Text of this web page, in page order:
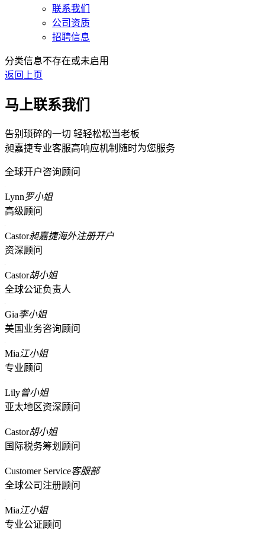
联系我们
公司资质
招聘信息
分类信息不存在或未启用
返回上页
马上联系我们
告别琐碎的一切 轻轻松松当老板
昶嘉捷专业客服高响应机制随时为您服务
全球开户咨询顾问
Lynn罗小姐
高级顾问
Castor昶嘉捷海外注册开户
资深顾问
Castor胡小姐
全球公证负责人
Gia李小姐
美国业务咨询顾问
Mia江小姐
专业顾问
Lily曾小姐
亚太地区资深顾问
Castor胡小姐
国际税务筹划顾问
Customer Service客服部
全球公司注册顾问
Mia江小姐
专业公证顾问